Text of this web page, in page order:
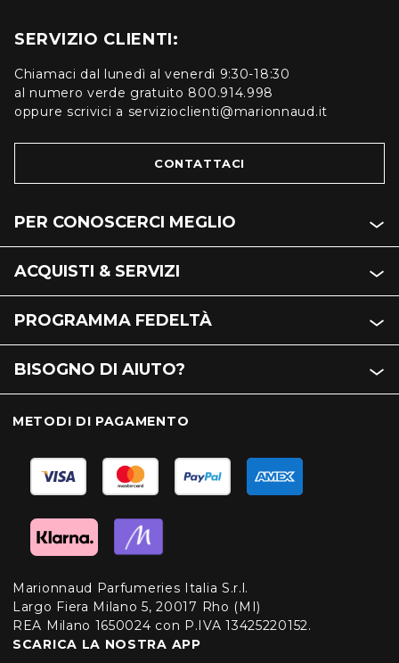
SERVIZIO CLIENTI:
Chiamaci dal lunedì al venerdì 9:30-18:30
al numero verde gratuito 800.914.998
oppure scrivici a servizioclienti@marionnaud.it
CONTATTACI
PER CONOSCERCI MEGLIO
ACQUISTI & SERVIZI
PROGRAMMA FEDELTÀ
BISOGNO DI AIUTO?
METODI DI PAGAMENTO
Marionnaud Parfumeries Italia S.r.l.
Largo Fiera Milano 5, 20017 Rho (MI)
REA Milano 1650024 con P.IVA 13425220152.
SCARICA LA NOSTRA APP